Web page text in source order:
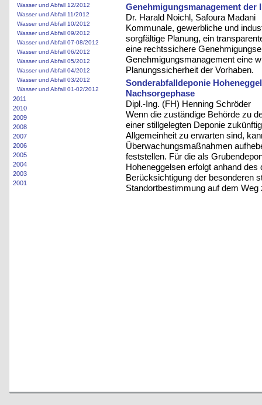
Wasser und Abfall 12/2012
Wasser und Abfall 11/2012
Wasser und Abfall 10/2012
Wasser und Abfall 09/2012
Wasser und Abfall 07-08/2012
Wasser und Abfall 06/2012
Wasser und Abfall 05/2012
Wasser und Abfall 04/2012
Wasser und Abfall 03/2012
Wasser und Abfall 01-02/2012
2011
2010
2009
2008
2007
2006
2005
2004
2003
2001
Genehmigungsmanagement der
Dr. Harald Noichl, Safoura Madani
Kommunale, gewerbliche und
sorgfältige Planung, ein
eine rechtssichere
Genehmigungsmanagement eine
Planungssicherheit der Vorhaben.
Sonderabfalldeponie
Nachsorgephase
Dipl.-Ing. (FH) Henning Schröder
Wenn die zuständige Behörde zu
einer stillgelegten Deponie
Allgemeinheit zu erwarten sind,
Überwachungsmaßnahmen
feststellen. Für die als
Hoheneggelsen erfolgt anhand
Berücksichtigung der besonderen
Standortbestimmung auf dem